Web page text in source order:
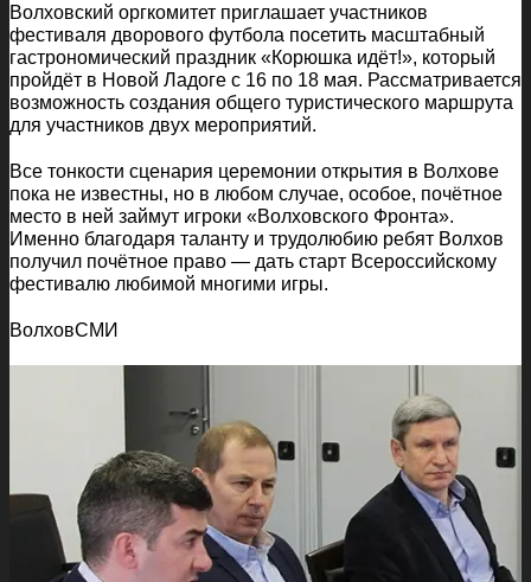
Волховский оргкомитет приглашает участников
фестиваля дворового футбола посетить масштабный
гастрономический праздник «Корюшка идёт!», который
пройдёт в Новой Ладоге с 16 по 18 мая. Рассматривается
возможность создания общего туристического маршрута
для участников двух мероприятий.
Все тонкости сценария церемонии открытия в Волхове
пока не известны, но в любом случае, особое, почётное
место в ней займут игроки «Волховского Фронта».
Именно благодаря таланту и трудолюбию ребят Волхов
получил почётное право — дать старт Всероссийскому
фестивалю любимой многими игры.
ВолховСМИ